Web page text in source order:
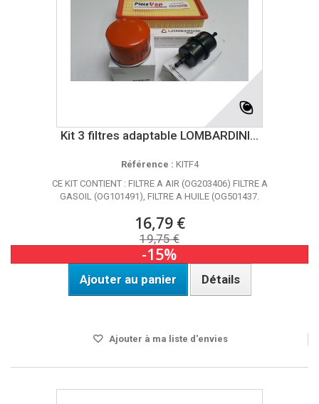
Kit 3 filtres adaptable LOMBARDINI...
Référence : KITF4
CE KIT CONTIENT : FILTRE A AIR (OG203406) FILTRE A
GASOIL (OG101491), FILTRE A HUILE (OG501437.
16,79 €
19,75 €
-15%
Ajouter au panier Détails
Ajouter à ma liste d'envies